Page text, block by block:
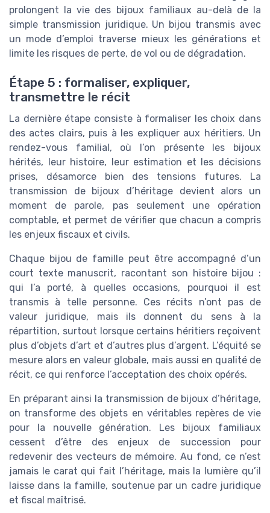
prolongent la vie des bijoux familiaux au-delà de la
simple transmission juridique. Un bijou transmis avec
un mode d’emploi traverse mieux les générations et
limite les risques de perte, de vol ou de dégradation.
Étape 5 : formaliser, expliquer,
transmettre le récit
La dernière étape consiste à formaliser les choix dans
des actes clairs, puis à les expliquer aux héritiers. Un
rendez-vous familial, où l’on présente les bijoux
hérités, leur histoire, leur estimation et les décisions
prises, désamorce bien des tensions futures. La
transmission de bijoux d’héritage devient alors un
moment de parole, pas seulement une opération
comptable, et permet de vérifier que chacun a compris
les enjeux fiscaux et civils.
Chaque bijou de famille peut être accompagné d’un
court texte manuscrit, racontant son histoire bijou :
qui l’a porté, à quelles occasions, pourquoi il est
transmis à telle personne. Ces récits n’ont pas de
valeur juridique, mais ils donnent du sens à la
répartition, surtout lorsque certains héritiers reçoivent
plus d’objets d’art et d’autres plus d’argent. L’équité se
mesure alors en valeur globale, mais aussi en qualité de
récit, ce qui renforce l’acceptation des choix opérés.
En préparant ainsi la transmission de bijoux d’héritage,
on transforme des objets en véritables repères de vie
pour la nouvelle génération. Les bijoux familiaux
cessent d’être des enjeux de succession pour
redevenir des vecteurs de mémoire. Au fond, ce n’est
jamais le carat qui fait l’héritage, mais la lumière qu’il
laisse dans la famille, soutenue par un cadre juridique
et fiscal maîtrisé.